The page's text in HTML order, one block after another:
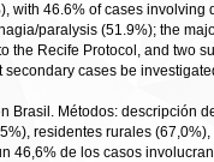
46.6% of cases
paralysis (51.9%); the
the Recife Protocol, and
cases be
Métodos:
residentes rurales
46,6% de los casos